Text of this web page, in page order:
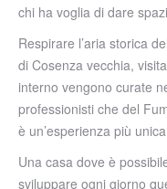
chi ha voglia di dare
Respirare l’aria storica
di Cosenza vecchia,
interno vengono curate
professionisti che del
è un’esperienza più
Una casa dove è
sviluppare ogni giorno